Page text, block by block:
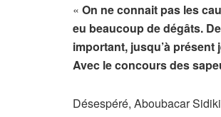
« On ne connait pas les
eu beaucoup de dégâts.
important, jusqu’à présent
Avec le concours des
Désespéré, Aboubacar